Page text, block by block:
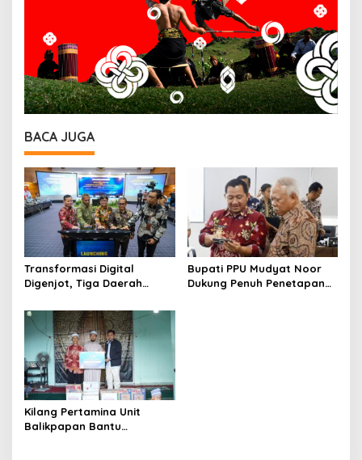
BACA JUGA
Transformasi Digital
Digenjot, Tiga Daerah
Matangkan Ekosistem
Pembayaran Nontunai
Bupati PPU Mudyat Noor
Dukung Penuh Penetapan
Kilang Pertamina Unit
Balikpapan Bantu